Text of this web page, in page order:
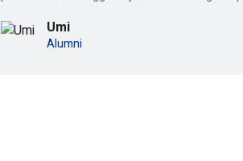
Umi
Alumni